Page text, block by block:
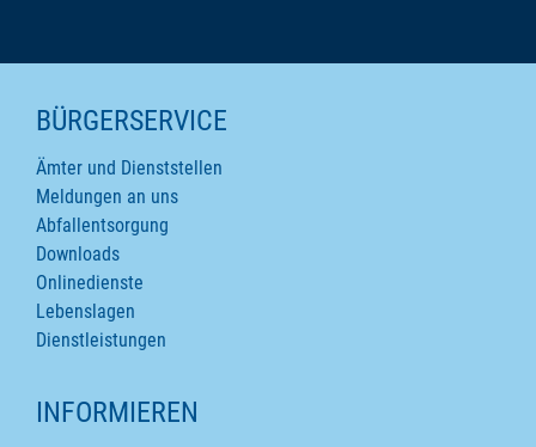
SEITENINHALTE
BÜRGERSERVICE
Ämter und Dienststellen
Meldungen an uns
Abfallentsorgung
Downloads
Onlinedienste
Lebenslagen
Dienstleistungen
INFORMIEREN